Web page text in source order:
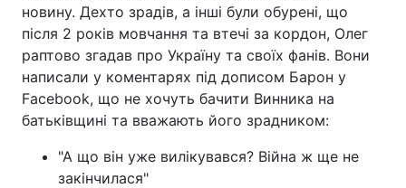
новину. Дехто зрадів, а інші були обурені, що
після 2 років мовчання та втечі за кордон, Олег
раптово згадав про Україну та своїх фанів. Вони
написали у коментарях під дописом Барон у
Facebook, що не хочуть бачити Винника на
батьківщині та вважають його зрадником:
"А що він уже вилікувався? Війна ж ще не
закінчилася"